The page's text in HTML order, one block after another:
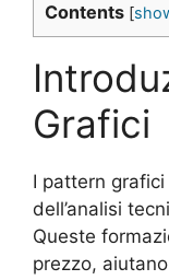
Contents [
Grafici
I pattern
dell’analisi
Queste
prezzo,